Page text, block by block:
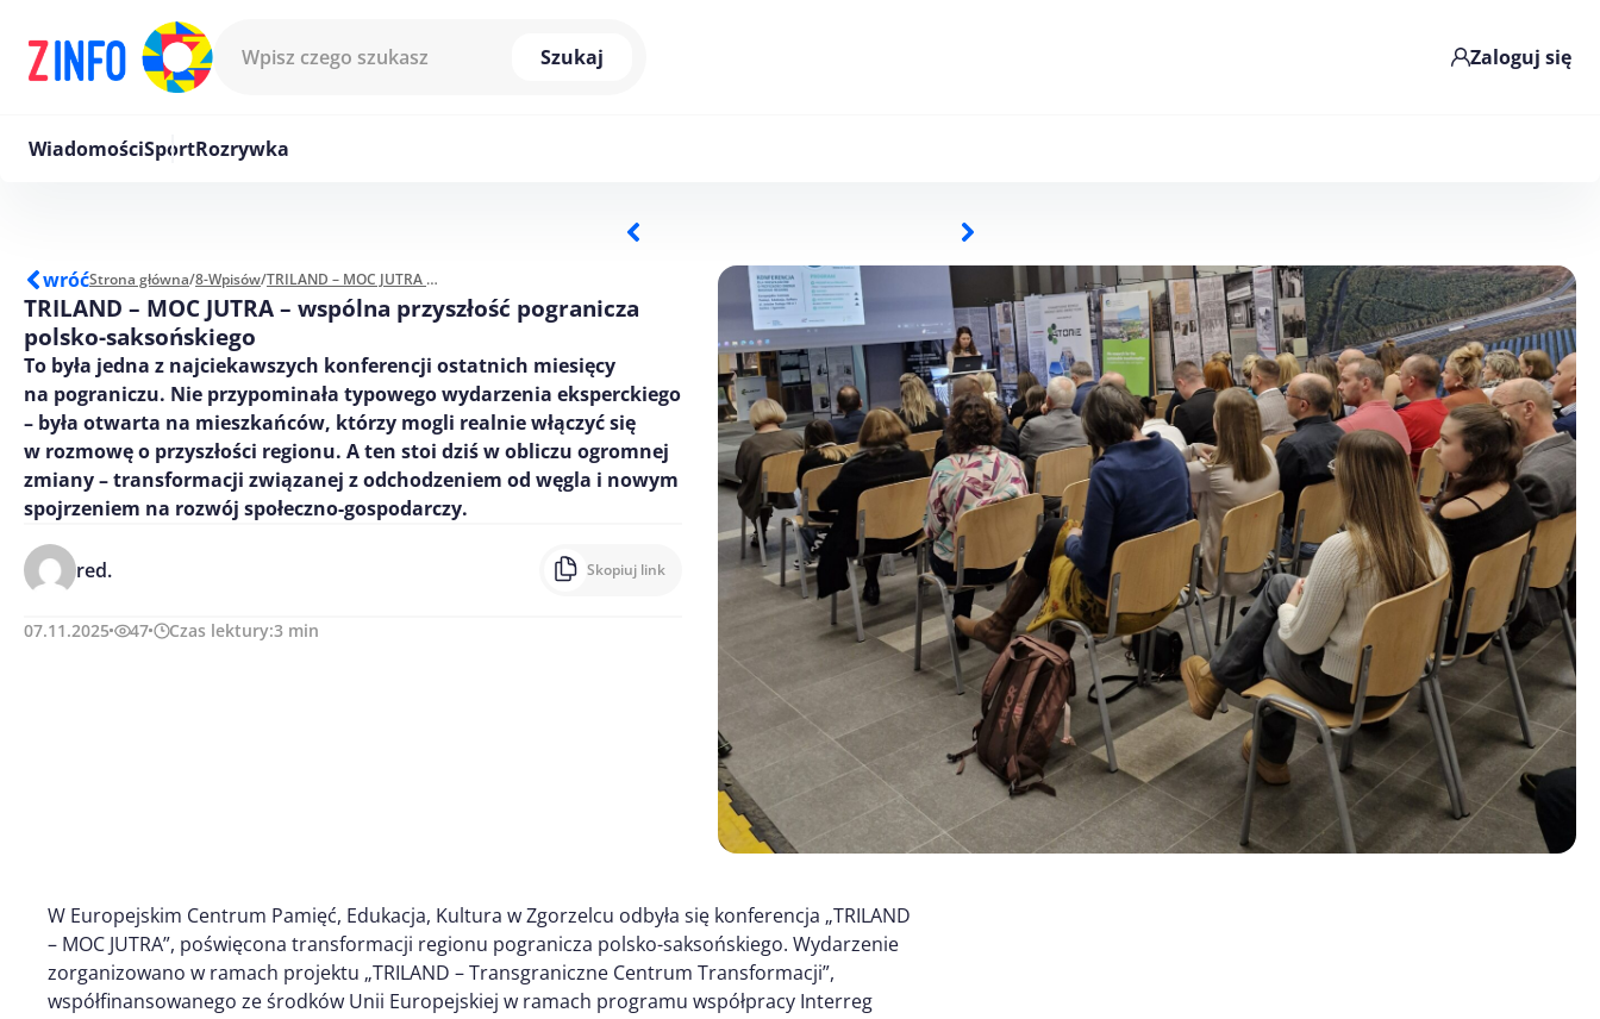
Szukaj
Zaloguj się
WiadomościSportRozrywka
wróćStrona główna/8-Wpisów/ TRILAND – MOC JUTRA - wspólna przyszłość pogranicza polsko-saksońskiego
TRILAND – MOC JUTRA – wspólna przyszłość pogranicza
polsko-saksońskiego
To była jedna z najciekawszych konferencji ostatnich miesięcy
na pograniczu. Nie przypominała typowego wydarzenia eksperckiego
– była otwarta na mieszkańców, którzy mogli realnie włączyć się
w rozmowę o przyszłości regionu. A ten stoi dziś w obliczu ogromnej
zmiany – transformacji związanej z odchodzeniem od węgla i nowym
spojrzeniem na rozwój społeczno-gospodarczy.
red. Skopiuj link
07.11.2025 47 Czas lektury:3 min
W Europejskim Centrum Pamięć, Edukacja, Kultura w Zgorzelcu odbyła się konferencja „TRILAND
– MOC JUTRA”, poświęcona transformacji regionu pogranicza polsko-saksońskiego. Wydarzenie
zorganizowano w ramach projektu „TRILAND – Transgraniczne Centrum Transformacji”,
współfinansowanego ze środków Unii Europejskiej w ramach programu współpracy Interreg